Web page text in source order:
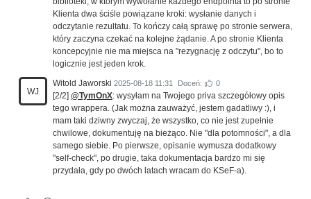
Klienta dwa ściśle powiązane kroki: wysłanie danych i
odczytanie rezultatu. To kończy całą sprawę po stronie serwera,
który zaczyna czekać na kolejne żądanie. A po stronie Klienta
koncepcyjnie nie ma miejsca na "rezygnację z odczytu", bo to
logicznie jest jeden krok.
WJ
Witold Jaworski 2025-08-18 11:31 Doceń: 0
[2/2] @TymOnX: wysyłam na Twojego priva szczegółowy opis
tego wrappera. (Jak można zauważyć, jestem gadatliwy :), i
mam taki dziwny zwyczaj, że wszystko, co nie jest zupełnie
chwilowe, dokumentuję na bieżąco. Nie "dla potomności", a dla
samego siebie. Po pierwsze, opisanie wymusza dodatkowy
"self-check", po drugie, taka dokumentacja bardzo mi się
przydała, gdy po dwóch latach wracam do KSeF-a).